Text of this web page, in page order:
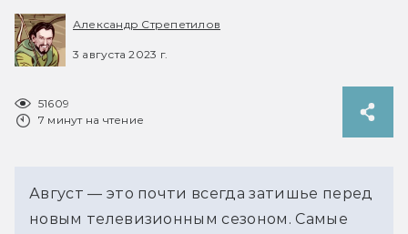
Александр Стрепетилов
3 августа 2023 г.
51609
7 минут на чтение
Август — это почти всегда затишье перед
новым телевизионным сезоном. Самые